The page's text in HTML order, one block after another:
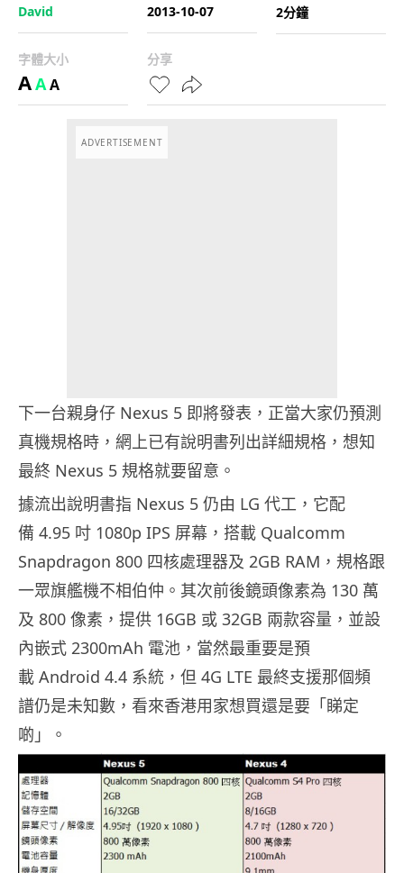
David
2013-10-07
2分鐘
字體大小
AAA
分享
ADVERTISEMENT
下一台親身仔 Nexus 5 即將發表，正當大家仍預測
真機規格時，網上已有說明書列出詳細規格，想知
最終 Nexus 5 規格就要留意。
據流出說明書指 Nexus 5 仍由 LG 代工，它配
備 4.95 吋 1080p IPS 屏幕，搭載 Qualcomm
Snapdragon 800 四核處理器及 2GB RAM，規格跟
一眾旗艦機不相伯仲。其次前後鏡頭像素為 130 萬
及 800 像素，提供 16GB 或 32GB 兩款容量，並設
內嵌式 2300mAh 電池，當然最重要是預
載 Android 4.4 系統，但 4G LTE 最終支援那個頻
譜仍是未知數，看來香港用家想買還是要「睇定
啲」。